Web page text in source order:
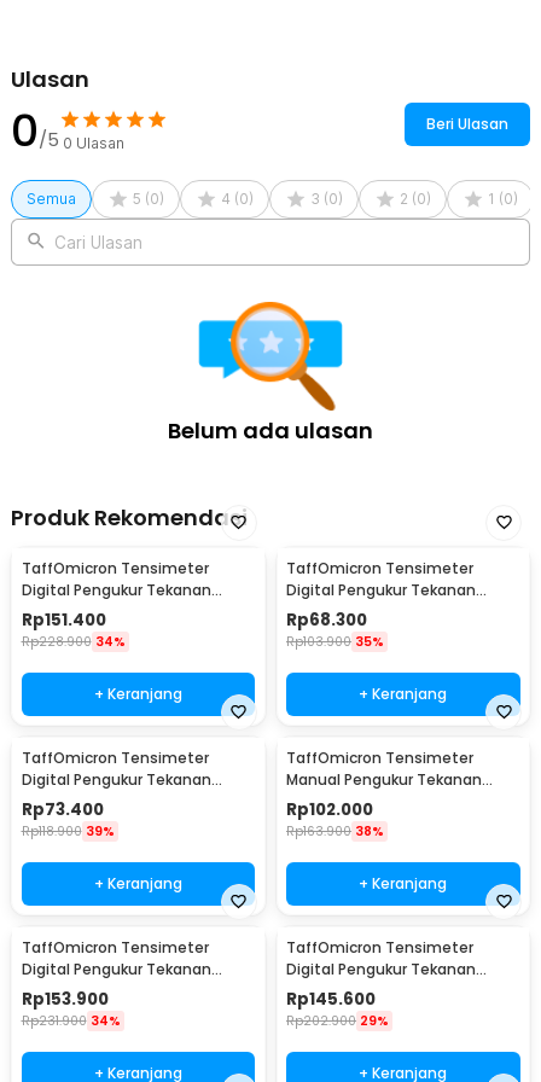
Ulasan
0/5 0 Ulasan
Beri Ulasan
Semua 5 (0) 4 (0) 3 (0) 2 (0) 1 (0)
Cari Ulasan
Belum ada ulasan
Produk Rekomendasi
TaffOmicron Tensimeter
Digital Pengukur Tekanan
Darah Bahasa Indonesia -
RAK289
Rp151.400
Rp228.900 34%
+ Keranjang
TaffOmicron Tensimeter
Digital Pengukur Tekanan
Darah English Voice - BW-3205
Rp68.300
Rp103.900 35%
+ Keranjang
TaffOmicron Tensimeter
Digital Pengukur Tekanan
Darah Wrist Monitor - CK-102S
Rp73.400
Rp118.900 39%
+ Keranjang
TaffOmicron Tensimeter
Manual Pengukur Tekanan
Darah Stetoskop Set - 0197
Rp102.000
Rp163.900 38%
+ Keranjang
TaffOmicron Tensimeter
Digital Pengukur Tekanan
Darah Bahasa Indonesia - RAK-
283
Rp153.900
Rp231.900 34%
+ Keranjang
TaffOmicron Tensimeter
Digital Pengukur Tekanan
Darah Dual Power - RAK-283
Rp145.600
Rp202.900 29%
+ Keranjang